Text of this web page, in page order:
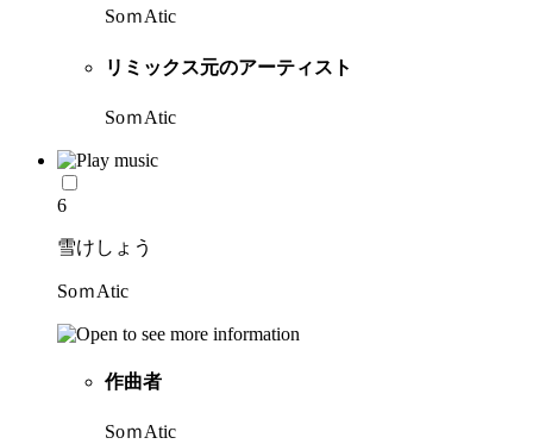
SoｍAtic
リミックス元のアーティスト
SoｍAtic
6
雪けしょう
SoｍAtic
作曲者
SoｍAtic